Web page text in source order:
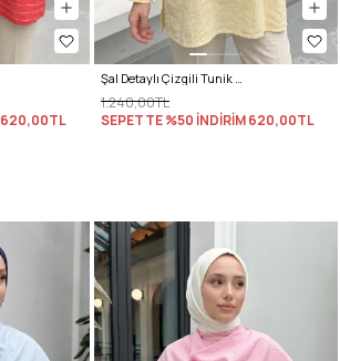
620,00TL
1.240,00TL
SEPETTE %50 İNDİRİM620,00TL